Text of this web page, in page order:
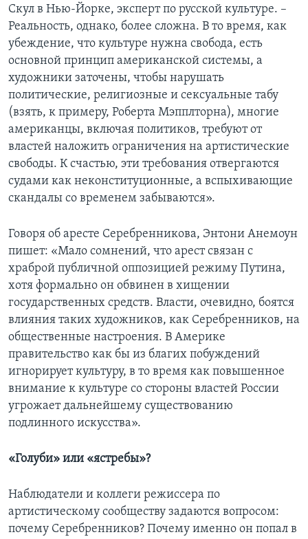
Скул в Нью-Йорке, эксперт по русской культуре. –
Реальность, однако, более сложна. В то время, как
убеждение, что культуре нужна свобода, есть
основной принцип американской системы, а
художники заточены, чтобы нарушать
политические, религиозные и сексуальные табу
(взять, к примеру, Роберта Мэпплторна), многие
американцы, включая политиков, требуют от
властей наложить ограничения на артистические
свободы. К счастью, эти требования отвергаются
судами как неконституционные, а вспыхивающие
скандалы со временем забываются».
Говоря об аресте Серебренникова, Энтони Анемоун
пишет: «Мало сомнений, что арест связан с
храброй публичной оппозицией режиму Путина,
хотя формально он обвинен в хищении
государственных средств. Власти, очевидно, боятся
влияния таких художников, как Серебренников, на
общественные настроения. В Америке
правительство как бы из благих побуждений
игнорирует культуру, в то время как повышенное
внимание к культуре со стороны властей России
угрожает дальнейшему существованию
подлинного искусства».
«Голуби» или «ястребы»?
Наблюдатели и коллеги режиссера по
артистическому сообществу задаются вопросом:
почему Серебренников? Почему именно он попал в